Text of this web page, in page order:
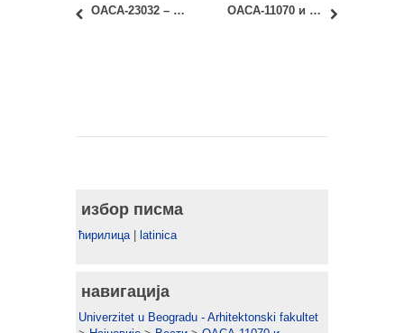
ОАСА-23032 – Посебне теме обликовања градских простора, ИАСА-23071 – Студио 01б: Консултације код проф. др Јелене Живковић ОАСА-11070 и ИАСА-11070 – Геометрија облика 1: тест за студенте поновце
избор писма
ћирилица| latinica
навигација
Univerzitet u Beogradu - Arhitektonski fakultet